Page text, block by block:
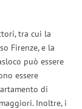
tra cui la
Firenze, e la
può essere
essere
di
Inoltre, i